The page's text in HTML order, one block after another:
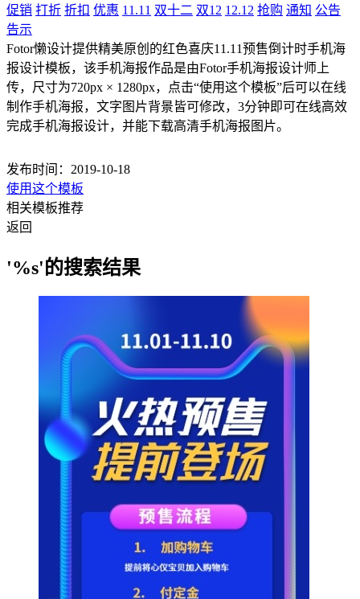
促销 打折 折扣 优惠 11.11 双十二 双12 12.12 抢购 通知 公告
告示
Fotor懒设计提供精美原创的红色喜庆11.11预售倒计时手机海
报设计模板，该手机海报作品是由Fotor手机海报设计师上
传，尺寸为720px × 1280px，点击“使用这个模板”后可以在线
制作手机海报，文字图片背景皆可修改，3分钟即可在线高效
完成手机海报设计，并能下载高清手机海报图片。
发布时间：2019-10-18
使用这个模板
相关模板推荐
返回
'%s'的搜索结果